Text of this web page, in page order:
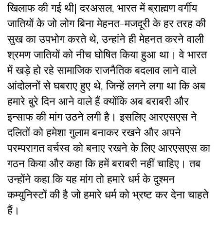
खिलाफ की गई थी| दरअसल, भारत में ब्राह्मण वर्गीय
जातियों के जो लोग बिना मेहनत-मजदूरी के हर तरह की
सुख का उपभोग करते थे, उन्हांने ही मेहनत करने वाली
श्रमण जातियों को नीच घोषित किया हुआ था। वे भारत
में खड़े हो रहे सामाजिक राजनैतिक बदलाव लाने वाले
आंदोलनों से घबराए हुए थे, जिन्हें लगने लगा था कि अब
हमारे बुरे दिन आने वाले हैं क्योंकि अब बराबरी और
इन्साफ की मांग उठने लगी है। इसलिए आरएसएस ने
दलितों को हमेशा गुलाम बनाकर रखने और अपने
परम्परागत वर्चस्व को बनाए रखने के लिए आरएसएस का
गठन किया और कहा कि हमें बराबरी नहीं चाहिए। तब
उन्होंने कहा कि यह मांग तो हमारे धर्म के दुश्मन
कम्युनिस्टों की है जो हमारे धर्म को भ्रष्ट कर देना चाहते
हैं।